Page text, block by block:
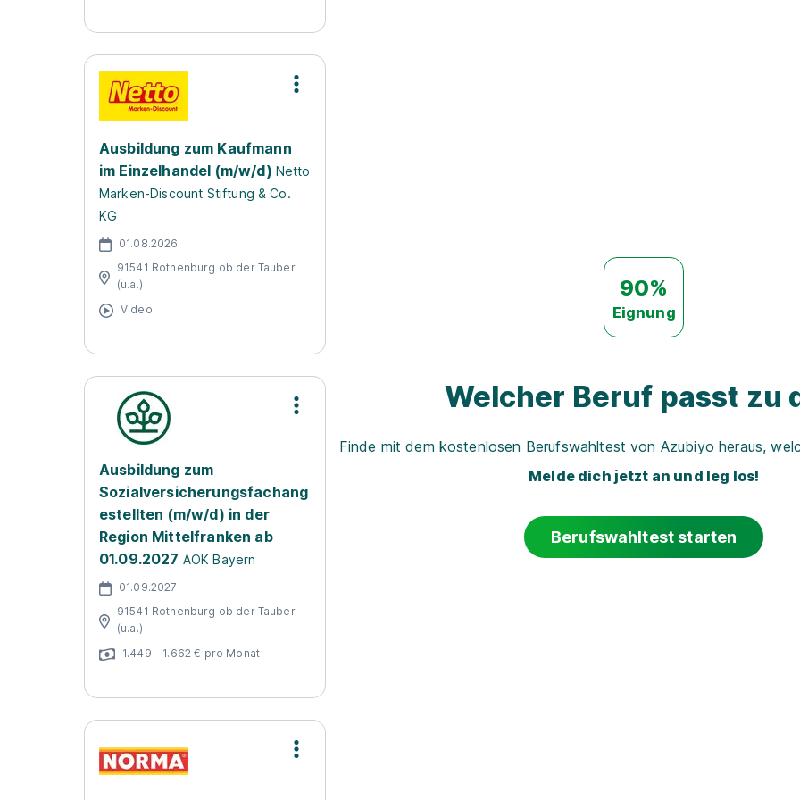
Ausbildung zum Kaufmann
im Einzelhandel (m/w/d) Netto
Marken-Discount Stiftung & Co.
KG
01.08.2026
91541 Rothenburg ob der Tauber
(u.a.)
Video
Ausbildung zum
Sozialversicherungsfachang
estellten (m/w/d) in der
Region Mittelfranken ab
01.09.2027 AOK Bayern
01.09.2027
91541 Rothenburg ob der Tauber
(u.a.)
1.449 - 1.662 € pro Monat
90%
Eignung
Welcher Beruf passt zu
Finde mit dem kostenlosen Berufswahltest von Azubiyo heraus,
Melde dich jetzt an und leg los!
Berufswahltest starten